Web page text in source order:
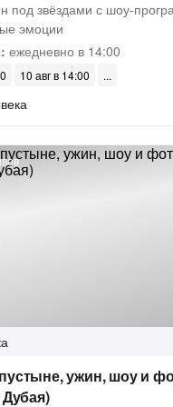
под звёздами с шоу-
эмоции
ежедневно в 14:00
10 авг в 14:00
ужин, шоу и